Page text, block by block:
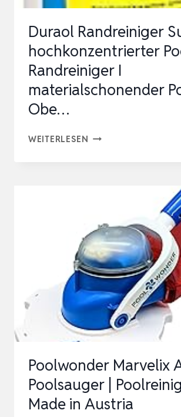
Duraol Randreiniger
hochkonzentrierter
Randreiniger I
materialschonender
Obe…
WEITERLESEN DURAOL
POOL
RANDREINIGER
I
POOL
OBE…
Poolwonder Marvelix
Poolsauger |
Made in Austria